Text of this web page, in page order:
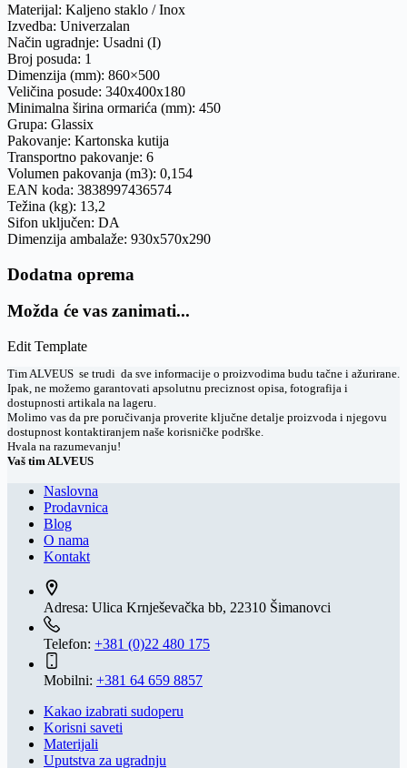
Materijal: Kaljeno staklo / Inox
Izvedba: Univerzalan
Način ugradnje: Usadni (I)
Broj posuda: 1
Dimenzija (mm): 860×500
Veličina posude: 340x400x180
Minimalna širina ormarića (mm): 450
Grupa: Glassix
Pakovanje: Kartonska kutija
Transportno pakovanje: 6
Volumen pakovanja (m3): 0,154
EAN koda: 3838997436574
Težina (kg): 13,2
Sifon uključen: DA
Dimenzija ambalaže: 930x570x290
Dodatna oprema
Možda će vas zanimati...
Edit Template
Tim ALVEUS se trudi da sve informacije o proizvodima budu tačne i ažurirane.
Ipak, ne možemo garantovati apsolutnu preciznost opisa, fotografija i
dostupnosti artikala na lageru.
Molimo vas da pre poručivanja proverite ključne detalje proizvoda i njegovu
dostupnost kontaktiranjem naše korisničke podrške.
Hvala na razumevanju!
Vaš tim ALVEUS
Naslovna
Prodavnica
Blog
O nama
Kontakt
Adresa: Ulica Krnješevačka bb, 22310 Šimanovci
Telefon: +381 (0)22 480 175
Mobilni: +381 64 659 8857
Kakao izabrati sudoperu
Korisni saveti
Materijali
Uputstva za ugradnju